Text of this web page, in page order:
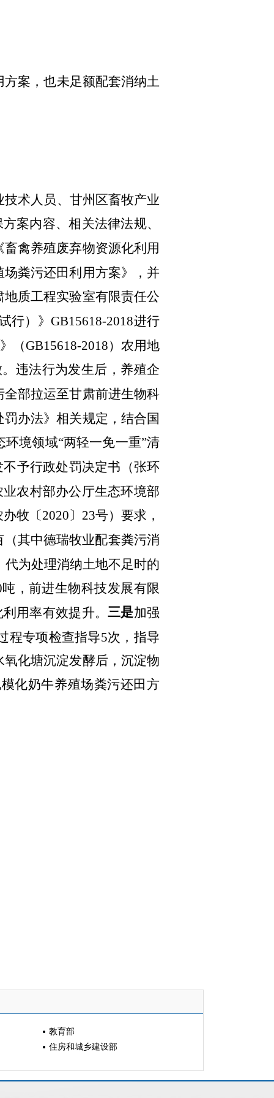
案，也未足额配套消纳土
术人员、 甘州区畜牧产业
案内容、相关法律法规、
禽养殖废弃物资源化利用
粪污还田利用方案》，并
质工程实验室有限责任公
行）》GB15618-2018进行
（GB15618-2018）农用地
违法行为发生后，养殖企
部拉运至甘肃前进生物科
办法》相关规定，结合国
境领域“两轻一免一重”清
予行政处罚决定书（张环
农村部办公厅生态环境部
牧〔2020〕23号）要求，
其中德瑞牧业配套粪污消
为处理消纳土地不足时的
，前进生物科技发展有限
用率有效提升。三是加强
程专项检查指导5次，指导
化塘沉淀发酵后，沉淀物
化奶牛养殖场粪污还田方
教育部
住房和城乡建设部